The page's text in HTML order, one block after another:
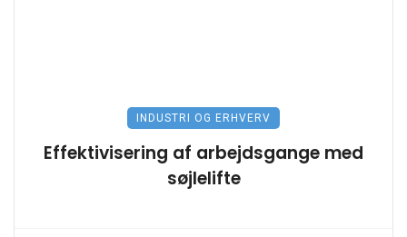
INDUSTRI OG ERHVERV
Effektivisering af arbejdsgange med
søjlelifte